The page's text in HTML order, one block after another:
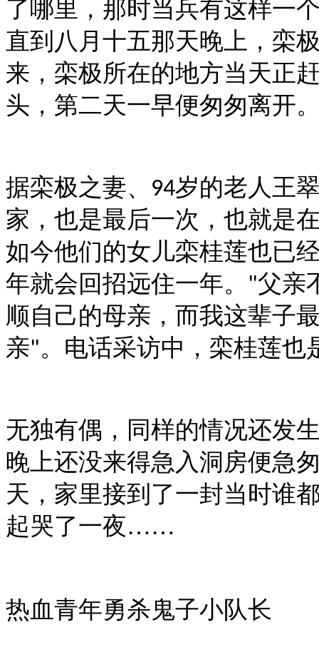
了哪里，那时当兵有这样一
直到八月十五那天晚上，栾
来，栾极所在的地方当天正
头，第二天一早便匆匆离开
据栾极之妻、 94岁的老人王
家，也是最后一次，也就是
如今他们的女儿栾桂莲也已
年就会回招远住一年。
"父亲
顺自己的母亲，而我这辈子
亲"。电话采访中，栾桂莲也
无独有偶，同样的情况还发
晚上还没来得急入洞房便急
天，家里接到了一封当时谁
起哭了一夜……
热血青年勇杀鬼子小队长